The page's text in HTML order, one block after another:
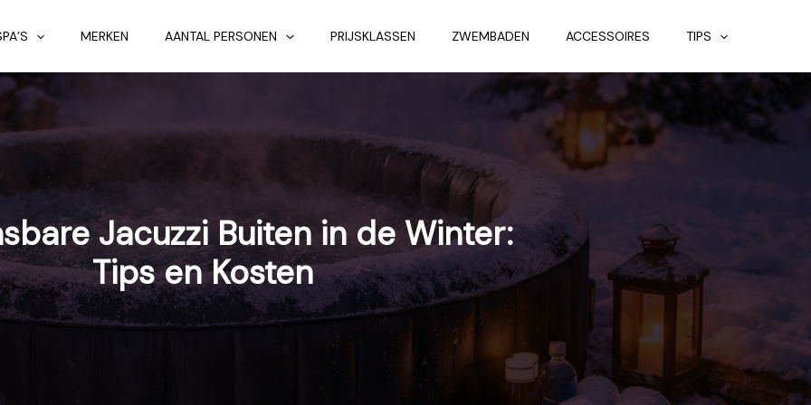
MERKEN AANTAL PERSONEN PRIJSKLASSEN ZWEMBADEN ACCESSOIRES TIPS
Jacuzzi Buiten in de Winter:
Tips en Kosten